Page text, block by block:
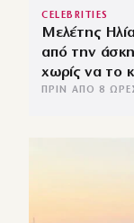
CELEBRITIES
Μελέτης
από την
χωρίς να το
ΠΡΙΝ ΑΠΌ 8